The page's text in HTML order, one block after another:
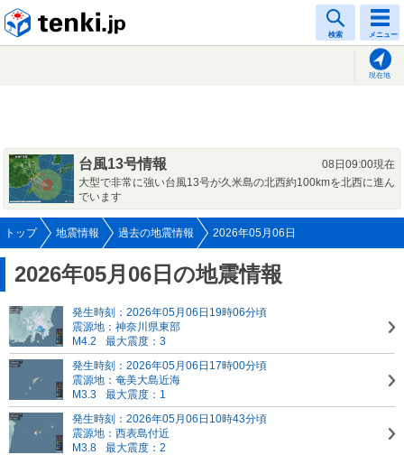
検索 メニュー
現在地
台風13号情報
08日09:00現在
大型で非常に強い台風13号が久米島の北西約100kmを北西に進ん
でいます
トップ 地震情報 過去の地震情報 2026年05月06日
2026年05月06日の地震情報
発生時刻：2026年05月06日19時06分頃
震源地：神奈川県東部
M4.2
最大震度：3
発生時刻：2026年05月06日17時00分頃
震源地：奄美大島近海
M3.3
最大震度：1
発生時刻：2026年05月06日10時43分頃
震源地：西表島付近
M3.8
最大震度：2